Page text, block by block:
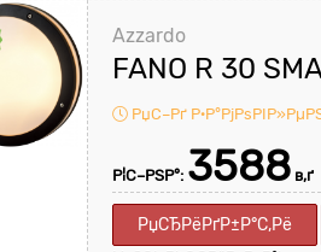
Azzardo
FANO R 30
РџС–Рґ
Р¦С–РЅР°: 3588 в‚ґ
РџСЂРёРґР±Р°С‚Рё